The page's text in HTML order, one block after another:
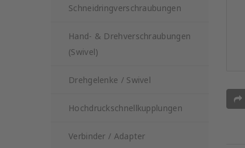
Schneidringverschraubungen
Hand- & Drehverschraubungen
(Swivel)
Drehgelenke / Swivel
Hochdruckschnellkupplungen
Verbinder / Adapter